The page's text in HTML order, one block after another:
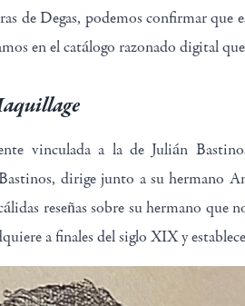
de Degas, podemos confirmar que
en el catálogo razonado digital
vinculada a la de Julián
dirige junto a su hermano
reseñas sobre su hermano que
a finales del siglo XIX y